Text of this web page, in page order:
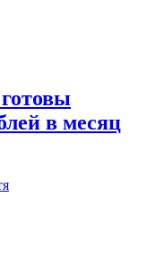
в месяц